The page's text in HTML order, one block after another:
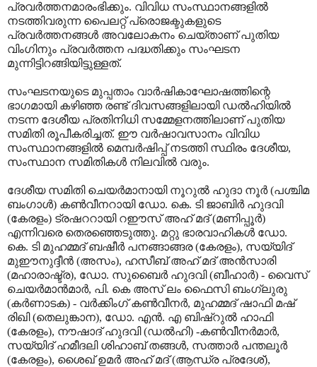
പ്രവർത്തനമാരംഭിക്കും. വിവിധ സംസ്ഥാനങ്ങളിൽ
നടത്തിവരുന്ന പൈലറ്റ് പ്രൊജക്ടുകളുടെ
പ്രവർത്തനങ്ങൾ അവലോകനം ചെയ്താണ് പുതിയ
വിംഗിനും പ്രവർത്തന പദ്ധതിക്കും സംഘടന
മുന്നിട്ടിറങ്ങിയിട്ടുള്ളത്.
സംഘടനയുടെ മുപ്പതാം വാർഷികാഘോഷത്തിന്റെ
ഭാഗമായി കഴിഞ്ഞ രണ്ട് ദിവസങ്ങളിലായി ഡൽഹിയിൽ
നടന്ന ദേശീയ പ്രതിനിധി സമ്മേളനത്തിലാണ് പുതിയ
സമിതി രൂപീകരിച്ചത്. ഈ വർഷാവസാനം വിവിധ
സംസ്ഥാനങ്ങളിൽ മെമ്പർഷിപ്പ് നടത്തി സ്ഥിരം ദേശീയ,
സംസ്ഥാന സമിതികൾ നിലവിൽ വരും.
ദേശീയ സമിതി ചെയർമാനായി നൂറുൽ ഹുദാ നൂർ (പശ്ചിമ
ബംഗാൾ) കൺവീനറായി ഡോ. കെ. ടി ജാബിർ ഹുദവി
(കേരളം) ട്രഷററായി റഈസ് അഹ് മദ് (മണിപ്പൂർ)
എന്നിവരെ തെരഞ്ഞെടുത്തു. മറ്റു ഭാരവാഹികൾ ഡോ.
കെ. ടി മുഹമ്മദ് ബഷീർ പനങ്ങാങ്ങര (കേരളം), സയ്യിദ്
മുഈനുദ്ദീൻ (അസം), ഹസീബ് അഹ് മദ് അൻസാരി
(മഹാരാഷ്ട്ര), ഡോ. സുബൈർ ഹുദവി (ബീഹാർ) - വൈസ്
ചെയർമാൻമാർ, പി. കെ അസ് ലം ഫൈസി ബംഗ്ലുരു
(കർണാടക) - വർക്കിംഗ് കൺവീനർ, മുഹമ്മദ് ഷാഫി മഷ്
രിഖി (തെലുങ്കാന), ഡോ. എൻ. എ ബിഷ്റുൽ ഹാഫി
(കേരളം), നൗഷാദ് ഹുദവി (ഡൽഹി) -കൺവീനർമാർ,
സയ്യിദ് ഹമീദലി ശിഹാബ് തങ്ങൾ, സത്താർ പന്തലൂർ
(കേരളം), ശൈഖ് ഉമർ അഹ് മദ് (ആന്ധ്ര പ്രദേശ്),